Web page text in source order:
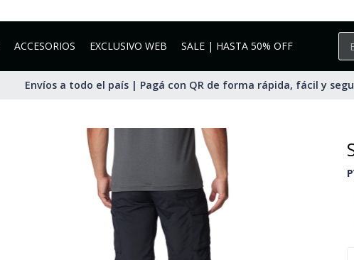
ACCESORIOS EXCLUSIVO WEB SALE | HASTA 50% OFF
Envíos a todo el país | Pagá con QR de forma rápida, fácil y